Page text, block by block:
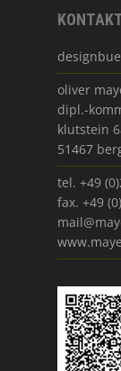
oliver
dipl.-
klutstein
51467
tel. +49
fax. +49